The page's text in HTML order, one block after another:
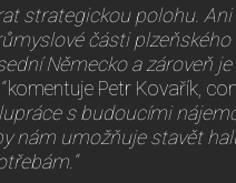
strategickou polohu. Ani
části
Německo a zároveň
komentuje Petr Kovařík,
s budoucími
nám umožňuje stavět